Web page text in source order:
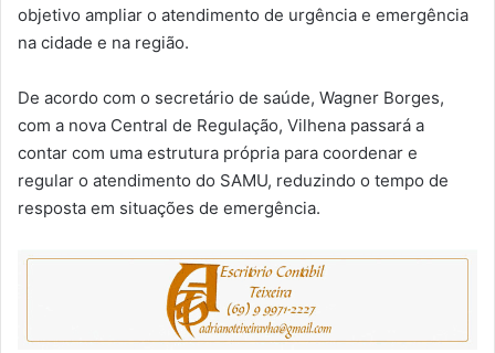
objetivo ampliar o atendimento de urgência e emergência
na cidade e na região.
De acordo com o secretário de saúde, Wagner Borges,
com a nova Central de Regulação, Vilhena passará a
contar com uma estrutura própria para coordenar e
regular o atendimento do SAMU, reduzindo o tempo de
resposta em situações de emergência.